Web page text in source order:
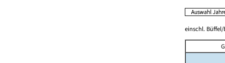
einschl. Büffel/